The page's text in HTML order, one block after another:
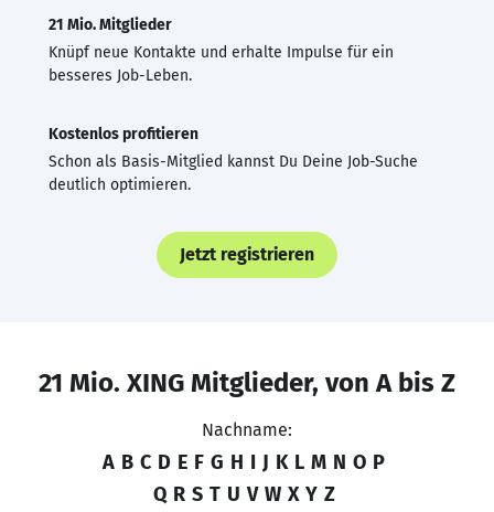
21 Mio. Mitglieder
Knüpf neue Kontakte und erhalte Impulse für ein
besseres Job-Leben.
Kostenlos profitieren
Schon als Basis-Mitglied kannst Du Deine Job-Suche
deutlich optimieren.
Jetzt registrieren
21 Mio. XING Mitglieder, von A bis Z
Nachname:
A B C D E F G H I J K L M N O P
Q R S T U V W X Y Z